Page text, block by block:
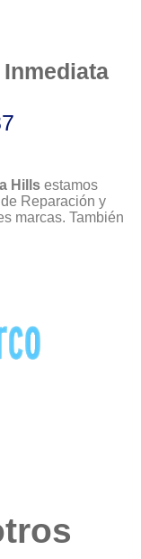
Hillsestamos
Reparación y
marcas. También